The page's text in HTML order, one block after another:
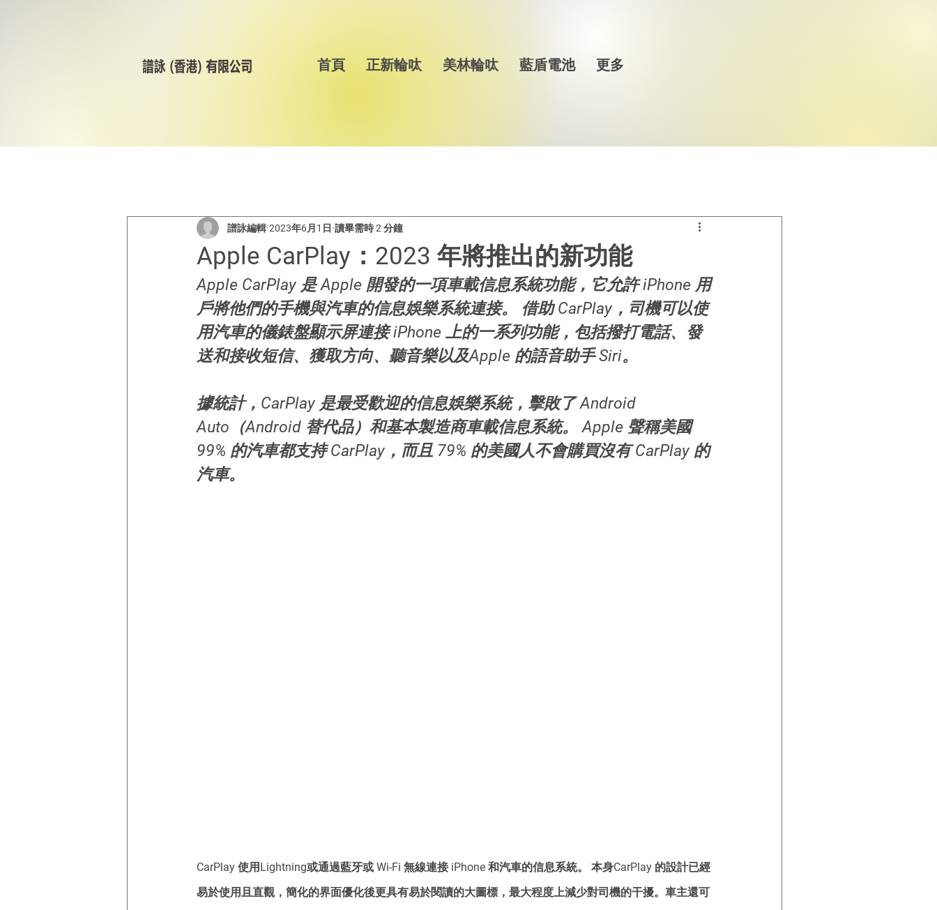
首頁 正新輪呔 美林輪呔 藍盾電池 更多
Apple CarPlay：2023 年將推出的新功能
譜詠編輯 2023年6月1日 讀畢需時 2 分鐘
Apple CarPlay 是 Apple 開發的一項車載信息系統功能，它允許 iPhone 用
戶將他們的手機與汽車的信息娛樂系統連接。 借助 CarPlay，司機可以使
用汽車的儀錶盤顯示屏連接 iPhone 上的一系列功能，包括撥打電話、發
送和接收短信、獲取方向、聽音樂以及Apple 的語音助手 Siri。
據統計，CarPlay 是最受歡迎的信息娛樂系統，擊敗了 Android
Auto（Android 替代品）和基本製造商車載信息系統。 Apple 聲稱美國
99% 的汽車都支持 CarPlay，而且 79% 的美國人不會購買沒有 CarPlay 的
汽車。
CarPlay 使用Lightning或通過藍牙或 Wi-Fi 無線連接 iPhone 和汽車的信息系統。 本身CarPlay 的設計已經
易於使用且直觀，簡化的界面優化後更具有易於閱讀的大圖標，最大程度上減少對司機的干擾。車主還可